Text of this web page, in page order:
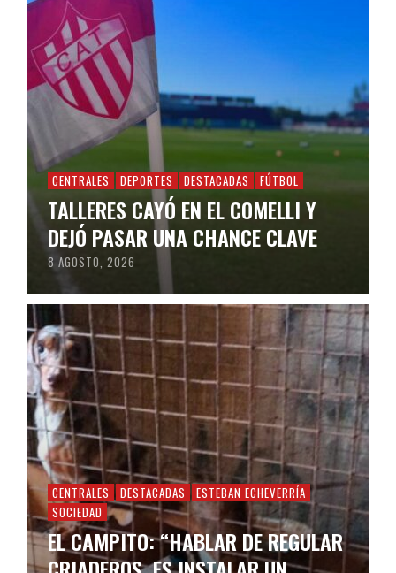
CENTRALES DEPORTES DESTACADAS FÚTBOL
TALLERES CAYÓ EN EL COMELLI Y
DEJÓ PASAR UNA CHANCE CLAVE
8 AGOSTO, 2026
CENTRALES DESTACADAS
ESTEBAN ECHEVERRÍA
SOCIEDAD
EL CAMPITO: “HABLAR DE REGULAR